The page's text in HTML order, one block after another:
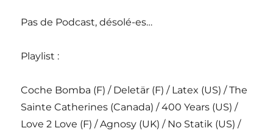
Pas de Podcast, désolé-es…
Playlist :
Coche Bomba (F) / Deletär (F) / Latex (US) / The
Sainte Catherines (Canada) / 400 Years (US) /
Love 2 Love (F) / Agnosy (UK) / No Statik (US) /